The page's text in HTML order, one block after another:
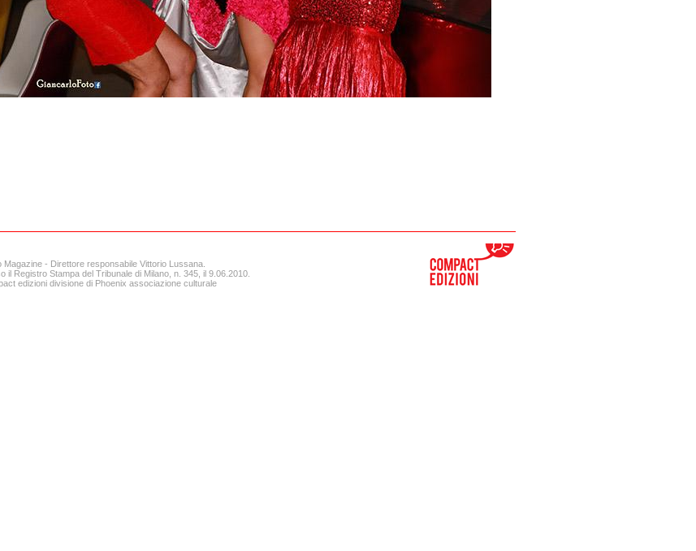
Magazine - Direttore responsabile Vittorio Lussana.
il Registro Stampa del Tribunale di Milano, n. 345, il 9.06.2010.
edizioni divisione di Phoenix associazione culturale